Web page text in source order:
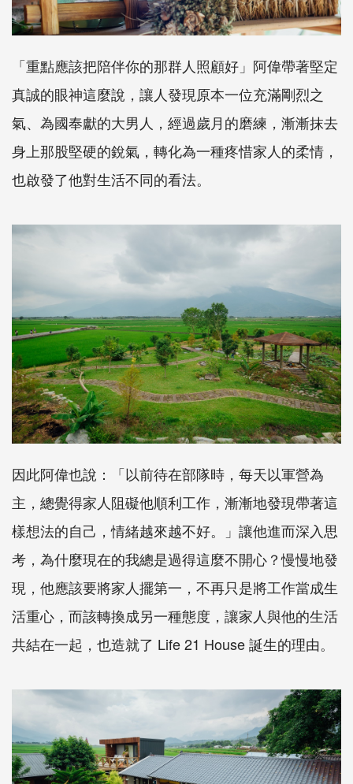
「重點應該把陪伴你的那群人照顧好」阿偉帶著堅定
真誠的眼神這麼說，讓人發現原本一位充滿剛烈之
氣、為國奉獻的大男人，經過歲月的磨練，漸漸抹去
身上那股堅硬的銳氣，轉化為一種疼惜家人的柔情，
也啟發了他對生活不同的看法。
因此阿偉也說：「以前待在部隊時，每天以軍營為
主，總覺得家人阻礙他順利工作，漸漸地發現帶著這
樣想法的自己，情緒越來越不好。」讓他進而深入思
考，為什麼現在的我總是過得這麼不開心？慢慢地發
現，他應該要將家人擺第一，不再只是將工作當成生
活重心，而該轉換成另一種態度，讓家人與他的生活
共結在一起，也造就了 Life 21 House 誕生的理由。